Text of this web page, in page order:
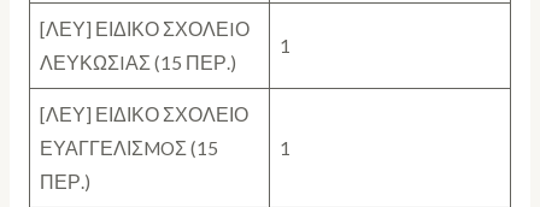
[ΛΕΥ] ΕΙΔΙΚΟ ΣΧΟΛΕIΟ
ΛΕΥΚΩΣIΑΣ (15 ΠΕΡ.)
1
[ΛΕΥ] ΕΙΔΙΚΟ ΣΧΟΛΕΙΟ
ΕΥΑΓΓΕΛΙΣMOΣ (15
ΠΕΡ.)
1